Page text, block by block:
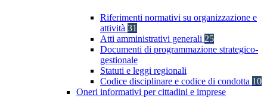
Riferimenti normativi su organizzazione e
attività 31
Atti amministrativi generali 25
Documenti di programmazione strategico-
gestionale
Statuti e leggi regionali
Codice disciplinare e codice di condotta 10
Oneri informativi per cittadini e imprese